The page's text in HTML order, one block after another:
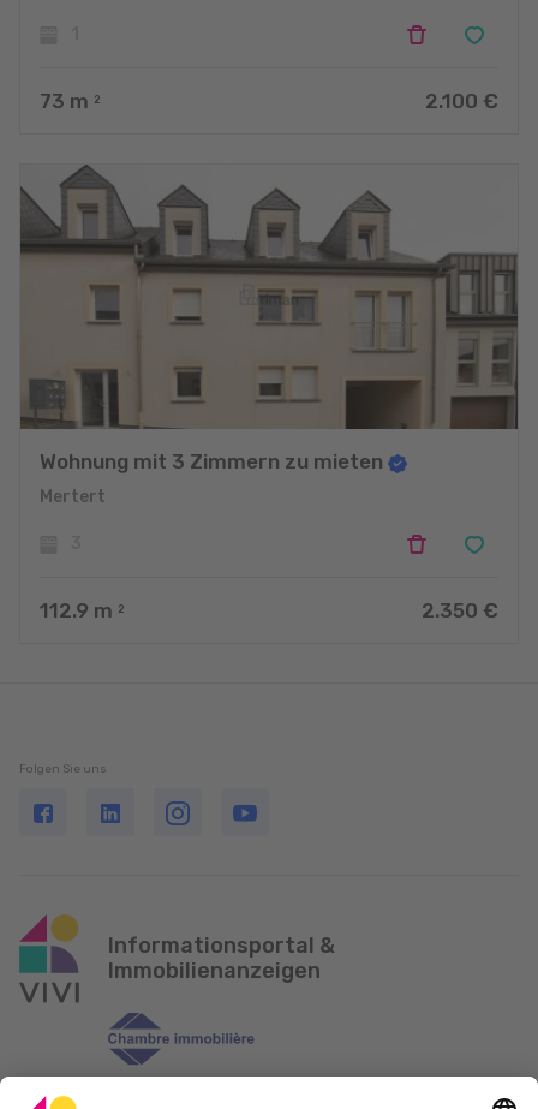
73 m 2 2.100 €
Wohnung mit 3 Zimmern zu mieten
Mertert
112.9 m 2 2.350 €
Folgen Sie uns
Informationsportal &
Immobilienanzeigen